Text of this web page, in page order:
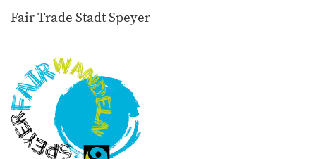
Fair Trade Stadt Speyer